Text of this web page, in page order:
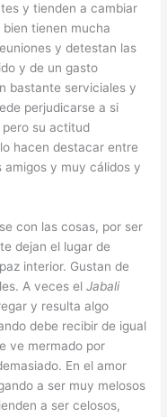
y tienden a cambiar
tienen mucha
y detestan las
y de un gasto
bastante serviciales y
perjudicarse a si
pero su actitud
hacen destacar entre
amigos y muy cálidos y
con las cosas, por ser
dejan el lugar de
interior. Gustan de
A veces elJabali
y resulta algo
debe recibir de igual
ve mermado por
En el amor
a ser muy melosos
a ser celosos,